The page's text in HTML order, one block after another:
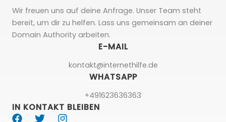
Wir freuen uns auf deine Anfrage. Unser Team steht
bereit, um dir zu helfen. Lass uns gemeinsam an deiner
Domain Authority arbeiten.
E-MAIL
kontakt@internethilfe.de
WHATSAPP
+491623636363
IN KONTAKT BLEIBEN